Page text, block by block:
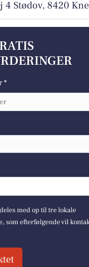
4 Stødov, 8420
*
med op til tre lokale
som efterfølgende vil